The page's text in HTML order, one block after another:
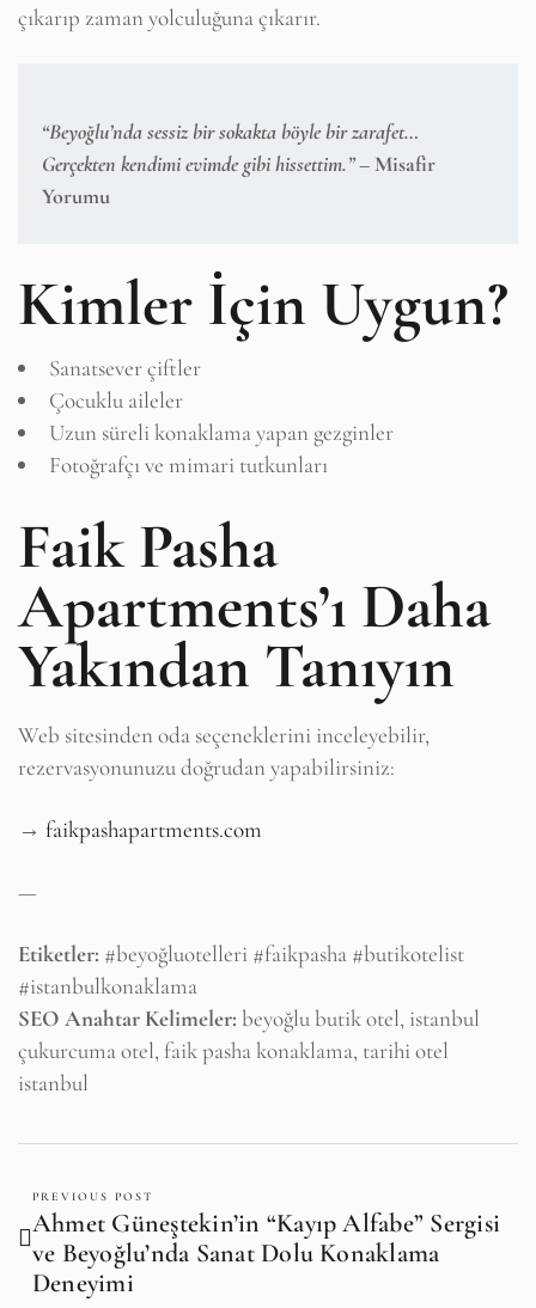
çıkarıp zaman yolculuğuna çıkarır.
“Beyoğlu’nda sessiz bir sokakta böyle bir zarafet…
Gerçekten kendimi evimde gibi hissettim.”– Misafir
Yorumu
Kimler İçin Uygun?
Sanatsever çiftler
Çocuklu aileler
Uzun süreli konaklama yapan gezginler
Fotoğrafçı ve mimari tutkunları
Faik Pasha
Apartments’ı Daha
Yakından Tanıyın
Web sitesinden oda seçeneklerini inceleyebilir,
rezervasyonunuzu doğrudan yapabilirsiniz:
→ faikpashapartments.com
—
Etiketler: #beyoğluotelleri #faikpasha #butikotelist
#istanbulkonaklama
SEO Anahtar Kelimeler: beyoğlu butik otel, istanbul
çukurcuma otel, faik pasha konaklama, tarihi otel
istanbul
PREVIOUS POST
Ahmet Güneştekin’in “Kayıp Alfabe” Sergisi
ve Beyoğlu’nda Sanat Dolu Konaklama
Deneyimi